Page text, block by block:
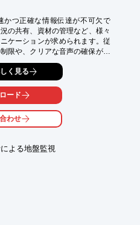
かつ正確な情報伝達が不可欠で
の共有、資材の管理など、様々
ケーションが求められます。従
限や、クリアな音声の確保が課
のIP110H / AP-9500#11は、Wi-
の課題を解決し、建設現場のコ
。
く見る
ード
わせ
よる地盤監視